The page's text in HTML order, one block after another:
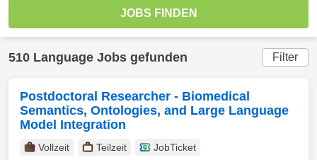
510 Language Jobs gefunden Filter
Postdoctoral Researcher - Biomedical
Semantics, Ontologies, and Large Language
Model Integration
Vollzeit Teilzeit
JobTicket